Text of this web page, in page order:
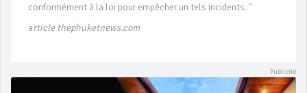
conformément à la loi pour empêcher un tels incidents. "
article thephuketnews.com